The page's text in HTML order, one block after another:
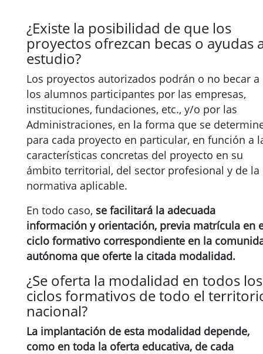
¿Existe la posibilidad de que los
proyectos ofrezcan becas o ayudas
estudio?
Los proyectos autorizados podrán o no becar a
los alumnos participantes por las empresas,
instituciones, fundaciones, etc., y/o por las
Administraciones, en la forma que se
para cada proyecto en particular, en función a
características concretas del proyecto en su
ámbito territorial, del sector profesional y de la
normativa aplicable.
En todo caso, se facilitará la adecuada
información y orientación, previa matrícula en
ciclo formativo correspondiente en la
autónoma que oferte la citada modalidad.
¿Se oferta la modalidad en todos los
ciclos formativos de todo el
nacional?
La implantación de esta modalidad depende,
como en toda la oferta educativa, de cada